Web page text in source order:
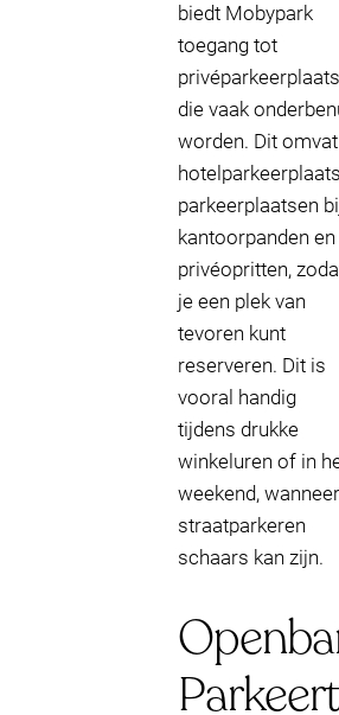
biedt Mobypark
toegang tot
die vaak
worden. Dit omvat
parkeerplaatsen
kantoorpanden en
privéopritten,
je een plek van
tevoren kunt
reserveren. Dit is
vooral handig
tijdens drukke
winkeluren of in
weekend, wanneer
straatparkeren
schaars kan zijn.